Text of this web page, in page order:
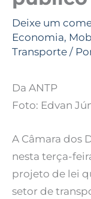
Deixe um
Economia,
Transporte /
Da ANTP
Foto: Edvan
A Câmara dos
nesta terça-
projeto de lei
setor de